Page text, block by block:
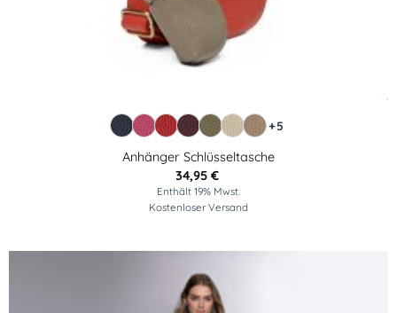
+5
Anhänger Schlüsseltasche
34,95 €
Enthält 19% Mwst.
Kostenloser Versand